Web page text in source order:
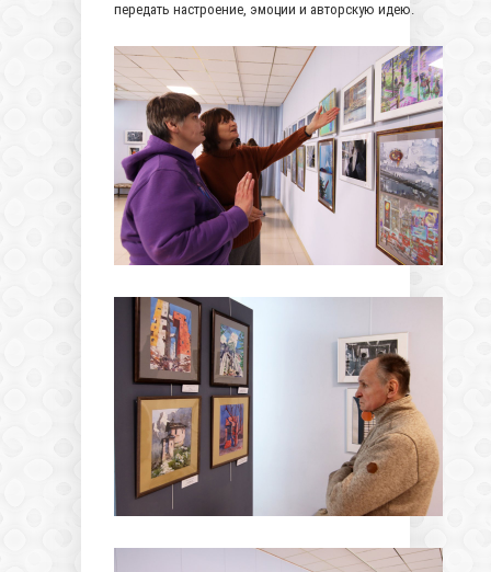
передать настроение, эмоции и авторскую идею.